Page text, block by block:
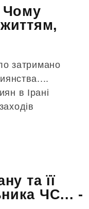
Чому
затримано
в Ірані
та її
ЧС... -